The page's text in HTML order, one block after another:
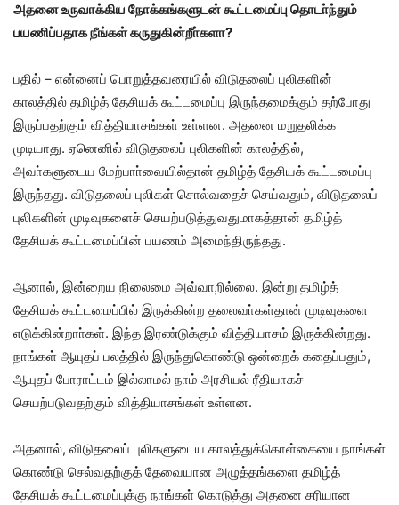
அதனை உருவாக்கிய நோக்கங்களுடன் கூட்டமைப்பு தொடா்ந்தும்
பயணிப்பதாக நீங்கள் கருதுகின்றீா்களா?
பதில் – என்னைப் பொறுத்தவரையில் விடுதலைப் புலிகளின்
காலத்தில் தமிழ்த் தேசியக் கூட்டமைப்பு இருந்தமைக்கும் தற்போது
இருப்பதற்கும் வித்தியாசங்கள் உள்ளன. அதனை மறுதலிக்க
முடியாது. ஏனெனில் விடுதலைப் புலிகளின் காலத்தில்,
அவா்களுடைய மேற்பாா்வையில்தான் தமிழ்த் தேசியக் கூட்டமைப்பு
இருந்தது. விடுதலைப் புலிகள் சொல்வதைச் செய்வதும், விடுதலைப்
புலிகளின் முடிவுகளைச் செயற்படுத்துவதுமாகத்தான் தமிழ்த்
தேசியக் கூட்டமைப்பின் பயணம் அமைந்திருந்தது.
ஆனால், இன்றைய நிலைமை அவ்வாறில்லை. இன்று தமிழ்த்
தேசியக் கூட்டமைப்பில் இருக்கின்ற தலைவா்கள்தான் முடிவுகளை
எடுக்கின்றாா்கள். இந்த இரண்டுக்கும் வித்தியாசம் இருக்கின்றது.
நாங்கள் ஆயுதப் பலத்தில் இருந்துகொண்டு ஒன்றைக் கதைப்பதும்,
ஆயுதப் போராட்டம் இல்லாமல் நாம் அரசியல் ரீதியாகச்
செயற்படுவதற்கும் வித்தியாசங்கள் உள்ளன.
அதனால், விடுதலைப் புலிகளுடைய காலத்துக்கொள்கையை நாங்கள்
கொண்டு செல்வதற்குத் தேவையான அழுத்தங்களை தமிழ்த்
தேசியக் கூட்டமைப்புக்கு நாங்கள் கொடுத்து அதனை சரியான